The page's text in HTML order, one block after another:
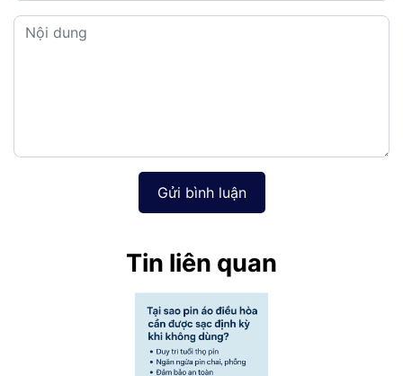
Gửi bình luận
Tin liên quan